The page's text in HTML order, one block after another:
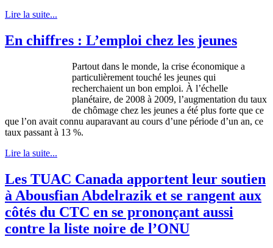
Lire la suite...
En chiffres : L’emploi chez les jeunes
Partout dans le monde, la crise économique a
particulièrement touché les jeunes qui
recherchaient un bon emploi. À l’échelle
planétaire, de 2008 à 2009, l’augmentation du taux
de chômage chez les jeunes a été plus forte que ce
que l’on avait connu auparavant au cours d’une période d’un an, ce
taux passant à 13 %.
Lire la suite...
Les TUAC Canada apportent leur soutien
à Abousfian Abdelrazik et se rangent aux
côtés du CTC en se prononçant aussi
contre la liste noire de l’ONU